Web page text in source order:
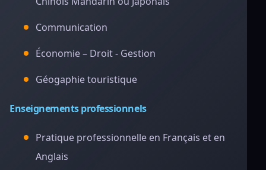
Communication
Économie – Droit - Gestion
Géogaphie touristique
Enseignements professionnels
Pratique professionnelle en Français et en
Anglais